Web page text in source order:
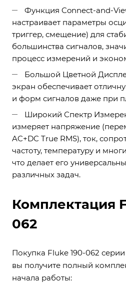
Функция Connect-and-
настраивает параметры
триггер, смещение) для
большинства сигналов,
процесс измерений и
Большой Цветной
экран обеспечивает
и форм сигналов даже при
Широкий Спектр
измеряет напряжение
AC+DC True RMS), ток,
частоту, температуру и
что делает его
различных задач.
Комплектация
062
Покупка Fluke 190-062 серии
вы получите полный
начала работы: